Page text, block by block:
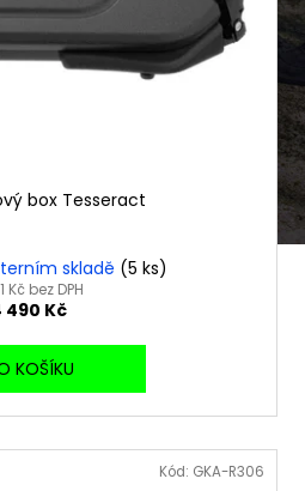
box Tesseract
skladě (5 ks)
Kč bez DPH
490 Kč
KOŠÍKU
Kód: GKA-R306